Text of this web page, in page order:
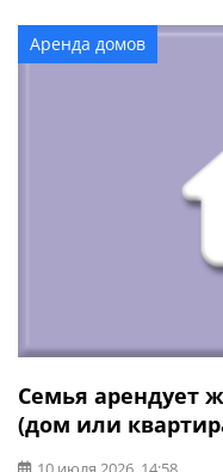
Аренда домов
Семья арендует
(дом или